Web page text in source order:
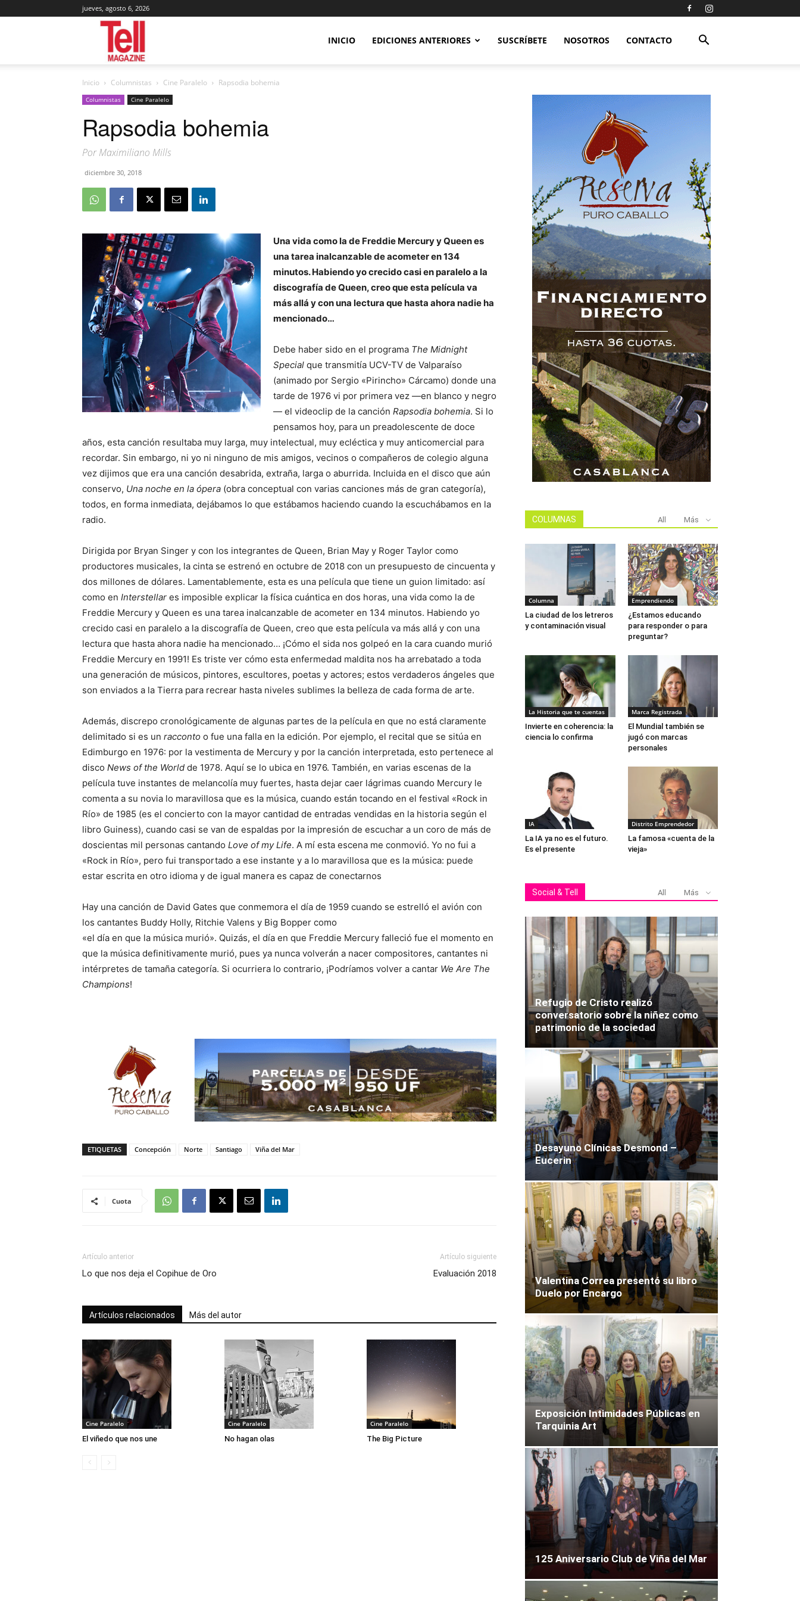
jueves, agosto 6, 2026
Magazine
INICIO EDICIONES ANTERIORES SUSCRÍBETE NOSOTROS CONTACTO
Inicio Columnistas Cine Paralelo Rapsodia bohemia
Columnistas Cine Paralelo
Rapsodia bohemia
Por Maximiliano Mills
diciembre 30, 2018
Una vida como la de Freddie Mercury y Queen es
una tarea inalcanzable de acometer en 134
minutos. Habiendo yo crecido casi en paralelo a la
discografía de Queen, creo que esta película va
más allá y con una lectura que hasta ahora nadie ha
mencionado…
Debe haber sido en el programa The Midnight
Special que transmitía UCV-TV de Valparaíso
(animado por Sergio «Pirincho» Cárcamo) donde una
tarde de 1976 vi por primera vez —en blanco y negro
— el videoclip de la canción Rapsodia bohemia. Si lo
pensamos hoy, para un preadolescente de doce
años, esta canción resultaba muy larga, muy intelectual, muy ecléctica y muy anticomercial para
recordar. Sin embargo, ni yo ni ninguno de mis amigos, vecinos o compañeros de colegio alguna
vez dijimos que era una canción desabrida, extraña, larga o aburrida. Incluida en el disco que aún
conservo, Una noche en la ópera (obra conceptual con varias canciones más de gran categoría),
todos, en forma inmediata, dejábamos lo que estábamos haciendo cuando la escuchábamos en la
radio.
Dirigida por Bryan Singer y con los integrantes de Queen, Brian May y Roger Taylor como
productores musicales, la cinta se estrenó en octubre de 2018 con un presupuesto de cincuenta y
dos millones de dólares. Lamentablemente, esta es una película que tiene un guion limitado: así
como en Interstellar es imposible explicar la física cuántica en dos horas, una vida como la de
Freddie Mercury y Queen es una tarea inalcanzable de acometer en 134 minutos. Habiendo yo
crecido casi en paralelo a la discografía de Queen, creo que esta película va más allá y con una
lectura que hasta ahora nadie ha mencionado… ¡Cómo el sida nos golpeó en la cara cuando murió
Freddie Mercury en 1991! Es triste ver cómo esta enfermedad maldita nos ha arrebatado a toda
una generación de músicos, pintores, escultores, poetas y actores; estos verdaderos ángeles que
son enviados a la Tierra para recrear hasta niveles sublimes la belleza de cada forma de arte.
Además, discrepo cronológicamente de algunas partes de la película en que no está claramente
delimitado si es un racconto o fue una falla en la edición. Por ejemplo, el recital que se sitúa en
Edimburgo en 1976: por la vestimenta de Mercury y por la canción interpretada, esto pertenece al
disco News of the World de 1978. Aquí se lo ubica en 1976. También, en varias escenas de la
película tuve instantes de melancolía muy fuertes, hasta dejar caer lágrimas cuando Mercury le
comenta a su novia lo maravillosa que es la música, cuando están tocando en el festival «Rock in
Río» de 1985 (es el concierto con la mayor cantidad de entradas vendidas en la historia según el
libro Guiness), cuando casi se van de espaldas por la impresión de escuchar a un coro de más de
doscientas mil personas cantando Love of my Life. A mí esta escena me conmovió. Yo no fui a
«Rock in Río», pero fui transportado a ese instante y a lo maravillosa que es la música: puede
estar escrita en otro idioma y de igual manera es capaz de conectarnos
Hay una canción de David Gates que conmemora el día de 1959 cuando se estrelló el avión con
los cantantes Buddy Holly, Ritchie Valens y Big Bopper como
«el día en que la música murió». Quizás, el día en que Freddie Mercury falleció fue el momento en
que la música definitivamente murió, pues ya nunca volverán a nacer compositores, cantantes ni
intérpretes de tamaña categoría. Si ocurriera lo contrario, ¡Podríamos volver a cantar We Are The
Champions!
ETIQUETAS Concepción Norte Santiago Viña del Mar
Cuota
Artículo anterior
Lo que nos deja el Copihue de Oro
Artículo siguiente
Evaluación 2018
Artículos relacionados Más del autor
Cine Paralelo
El viñedo que nos une
Cine Paralelo
No hagan olas
Cine Paralelo
The Big Picture
COLUMNAS All Más
Columna
La ciudad de los letreros
y contaminación visual
Emprendiendo
¿Estamos educando
para responder o para
preguntar?
La Historia que te cuentas
Invierte en coherencia: la
ciencia lo confirma
Marca Registrada
El Mundial también se
jugó con marcas
personales
IA
La IA ya no es el futuro.
Es el presente
Distrito Emprendedor
La famosa «cuenta de la
vieja»
Social & Tell All Más
Refugio de Cristo realizó
conversatorio sobre la niñez como
patrimonio de la sociedad
Desayuno Clínicas Desmond –
Eucerin
Valentina Correa presentó su libro
Duelo por Encargo
Exposición Intimidades Públicas en
Tarquinia Art
125 Aniversario Club de Viña del Mar